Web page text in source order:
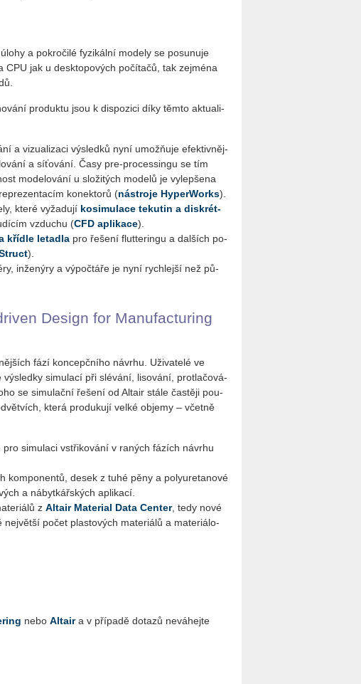
a po­kro­či­lé fy­zi­kál­ní mo­de­ly se po­su­nu­je
jak u desk­to­po­vých po­čí­ta­čů, tak zejmé­na
pro­duk­tu jsou k dis­po­zi­ci díky těmto ak­tu­a­li­
a vi­zu­a­li­za­ci vý­sled­ků nyní umožňuje efek­tiv­něj­
a sí­ťo­vá­ní. Časy pre-pro­ces­sin­gu se tím
mo­de­lo­vá­ní u slo­ži­tých mo­de­lů je vy­lep­še­na
ko­nek­to­rů (ná­stro­je Hy­perWorks).
které vy­ža­du­jí ko­si­mu­la­ce te­ku­tin a dis­krét­
vzdu­chu (CFD apli­ka­ce).
kří­d­le le­ta­dla pro ře­še­ní flut­te­rin­gu a dal­ších po­
).
in­že­ný­ry a vý­po­čtá­ře je nyní rych­lej­ší než pů­
De­sign for Ma­nu­factu­ring
fází kon­cepč­ní­ho ná­vr­hu. Uži­va­te­lé ve
si­mu­la­cí při slé­vá­ní, li­so­vá­ní, pro­tla­čo­vá­
se si­mu­lač­ní ře­še­ní od Al­tair stále čas­tě­ji po­u­
která pro­du­ku­jí velké ob­je­my – včet­ně
si­mu­la­ci vstři­ko­vá­ní v ra­ných fá­zích ná­vr­hu
kom­po­nen­tů, desek z tuhé pěny a po­ly­u­re­ta­no­vé
a ná­byt­kář­ských apli­ka­cí.
z Altair Ma­te­rial Data Cen­ter, tedy nové
počet plas­to­vých ma­te­ri­á­lů a ma­te­ri­á­lo­
nebo Al­taira v pří­pa­dě do­ta­zů ne­vá­hej­te